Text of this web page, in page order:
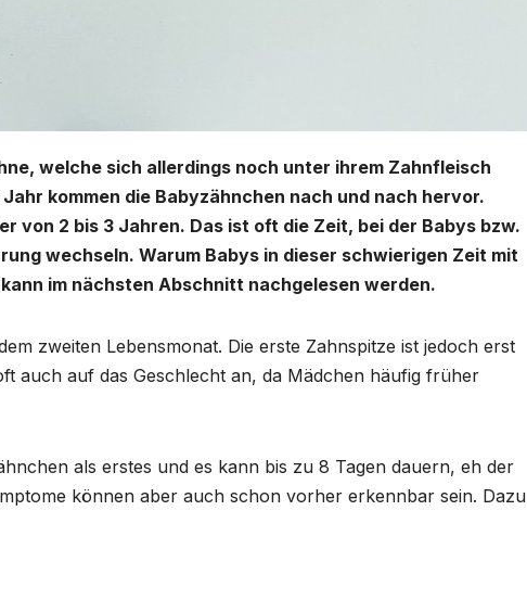
welche sich allerdings noch unter ihrem Zahnfleisch
kommen die Babyzähnchen nach und nach hervor.
von 2 bis 3 Jahren. Das ist oft die Zeit, bei der Babys bzw.
wechseln. Warum Babys in dieser schwierigen Zeit mit
im nächsten Abschnitt nachgelesen werden.
zweiten Lebensmonat. Die erste Zahnspitze ist jedoch erst
auch auf das Geschlecht an, da Mädchen häufig früher
als erstes und es kann bis zu 8 Tagen dauern, eh der
können aber auch schon vorher erkennbar sein. Dazu